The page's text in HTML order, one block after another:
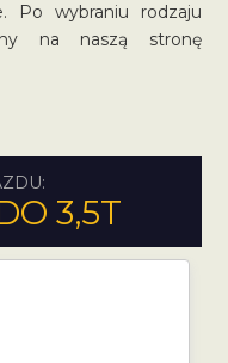
Po wybraniu rodzaju
na naszą stronę
3,5T